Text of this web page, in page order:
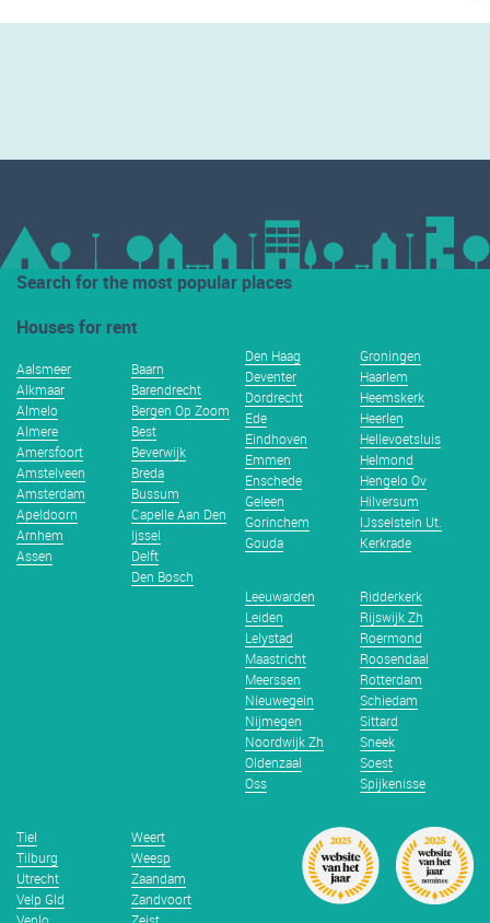
Search for the most popular places
Houses for rent
Aalsmeer
Alkmaar
Almelo
Almere
Amersfoort
Amstelveen
Amsterdam
Apeldoorn
Arnhem
Assen
Baarn
Barendrecht
Bergen Op Zoom
Best
Beverwijk
Breda
Bussum
Capelle Aan Den
Ijssel
Delft
Den Bosch
Den Haag
Deventer
Dordrecht
Ede
Eindhoven
Emmen
Enschede
Geleen
Gorinchem
Gouda
Groningen
Haarlem
Heemskerk
Heerlen
Hellevoetsluis
Helmond
Hengelo Ov
Hilversum
IJsselstein Ut.
Kerkrade
Leeuwarden
Leiden
Lelystad
Maastricht
Meerssen
Nieuwegein
Nijmegen
Noordwijk Zh
Oldenzaal
Oss
Ridderkerk
Rijswijk Zh
Roermond
Roosendaal
Rotterdam
Schiedam
Sittard
Sneek
Soest
Spijkenisse
Tiel
Tilburg
Utrecht
Velp Gld
Weert
Weesp
Zaandam
Zandvoort